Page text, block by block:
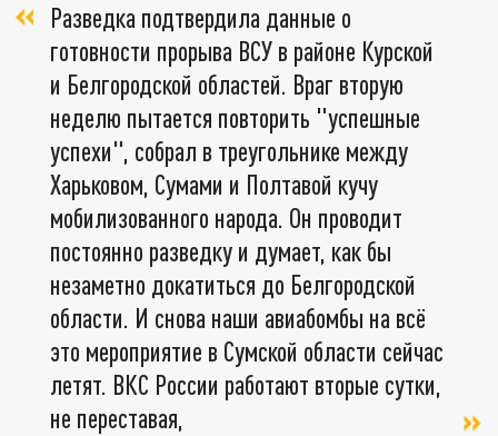
Разведка подтвердила данные о
готовности прорыва ВСУ в районе Курской
и Белгородской областей. Враг вторую
неделю пытается повторить "успешные
успехи", собрал в треугольнике между
Харьковом, Сумами и Полтавой кучу
мобилизованного народа. Он проводит
постоянно разведку и думает, как бы
незаметно докатиться до Белгородской
области. И снова наши авиабомбы на всё
это мероприятие в Сумской области сейчас
летят. ВКС России работают вторые сутки,
не переставая,